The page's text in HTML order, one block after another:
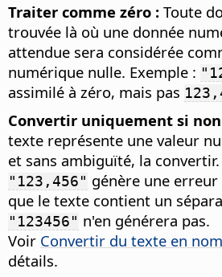
Traiter comme zéro : Toute
trouvée là où une donnée
attendue sera considérée
numérique nulle. Exemple :
assimilé à zéro, mais pas
Convertir uniquement si
texte représente une valeur
et sans ambiguïté, la
"123,456" génère une erreur
que le texte contient un
"123456" n'en générera pas.
Voir Convertir du texte en
détails.